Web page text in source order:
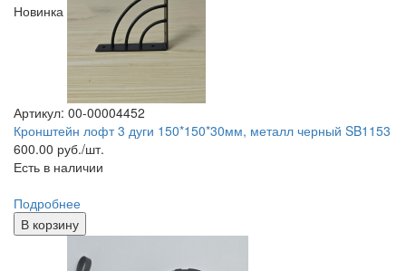
Новинка
Артикул: 00-00004452
Кронштейн лофт 3 дуги 150*150*30мм, металл черный SB1153
600.00 руб./шт.
Есть в наличии
Подробнее
В корзину